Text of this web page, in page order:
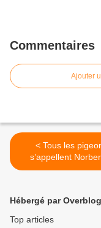
Commentaires
Ajouter
< Tous les pigeons
s’appellent
Hébergé par Overblog
Top articles